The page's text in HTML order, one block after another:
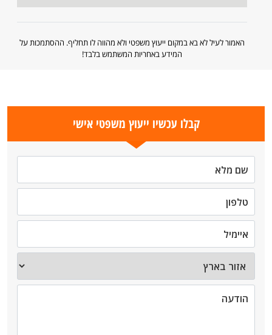
האמור לעיל לא בא במקום ייעוץ משפטי ולא מהווה לו תחליף. ההסתמכות על
המידע באחריות המשתמש בלבד!
קבלו עכשיו ייעוץ משפטי אישי